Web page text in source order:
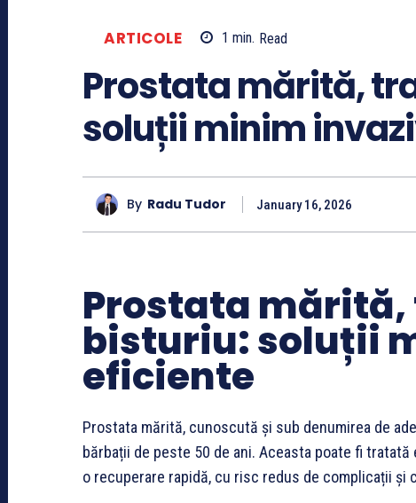
ARTICOLE 1 min. Read
Prostata mărită,
soluții minim
By Radu Tudor January 16, 2026
Prostata
bisturiu: soluții
eficiente
Prostata mărită, cunoscută și sub denumirea de
bărbații de peste 50 de ani. Aceasta poate fi
o recuperare rapidă, cu risc redus de complicații